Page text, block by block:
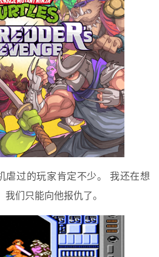
虐过的玩家肯定不少。 我还在想
们只能向他报仇了。